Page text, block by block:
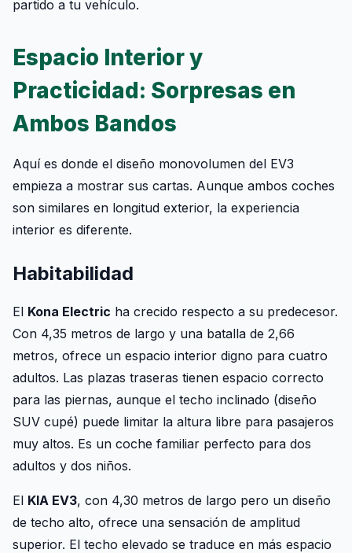
partido a tu vehículo.
Espacio Interior y
Practicidad: Sorpresas en
Ambos Bandos
Aquí es donde el diseño monovolumen del EV3
empieza a mostrar sus cartas. Aunque ambos coches
son similares en longitud exterior, la experiencia
interior es diferente.
Habitabilidad
El Kona Electric ha crecido respecto a su predecesor.
Con 4,35 metros de largo y una batalla de 2,66
metros, ofrece un espacio interior digno para cuatro
adultos. Las plazas traseras tienen espacio correcto
para las piernas, aunque el techo inclinado (diseño
SUV cupé) puede limitar la altura libre para pasajeros
muy altos. Es un coche familiar perfecto para dos
adultos y dos niños.
El KIA EV3, con 4,30 metros de largo pero un diseño
de techo alto, ofrece una sensación de amplitud
superior. El techo elevado se traduce en más espacio